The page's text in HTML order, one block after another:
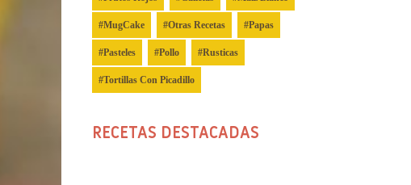
MugCake Otras Recetas Papas
Pasteles Pollo Rusticas
Tortillas Con Picadillo
RECETAS DESTACADAS